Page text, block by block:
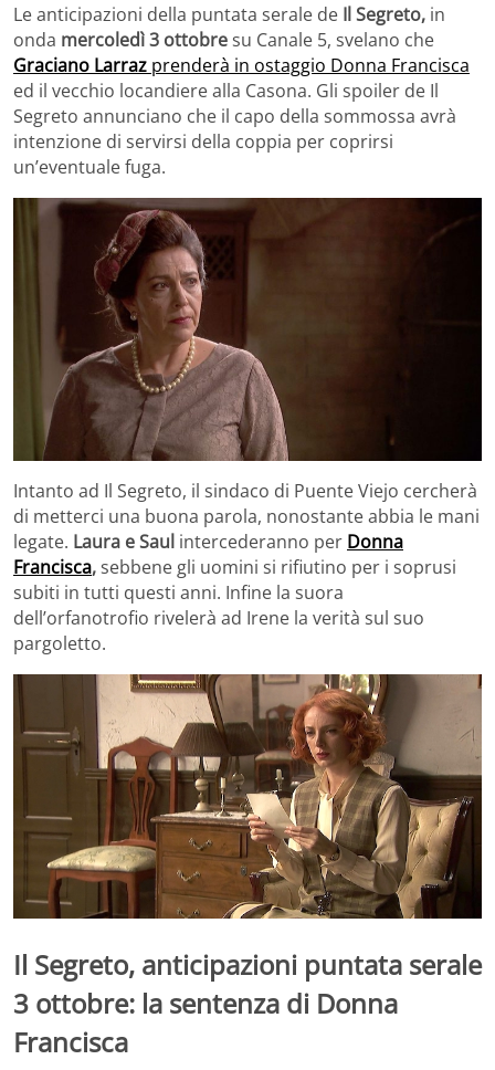
Le anticipazioni della puntata serale de Il Segreto, in
onda mercoledì 3 ottobresu Canale 5, svelano che
Graciano Larraz prenderà in ostaggio Donna Francisca
ed il vecchio locandiere alla Casona. Gli spoiler de Il
Segreto annunciano che il capo della sommossa avrà
intenzione di servirsi della coppia per coprirsi
un’eventuale fuga.
Intanto ad Il Segreto, il sindaco di Puente Viejo cercherà
di metterci una buona parola, nonostante abbia le mani
legate. Laura e Saul intercederanno per Donna
Francisca,sebbene gli uomini si rifiutino per i soprusi
subiti in tutti questi anni. Infine la suora
dell’orfanotrofio rivelerà ad Irene la verità sul suo
pargoletto.
Il Segreto, anticipazioni puntata serale
3 ottobre: la sentenza di Donna
Francisca